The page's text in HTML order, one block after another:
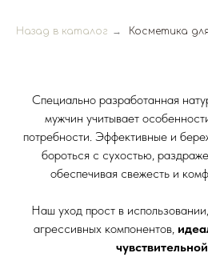
Назад в каталог → Косметика
Специально разработанная
мужчин учитывает
потребности. Эффективные и
бороться с сухостью,
обеспечивая свежесть и
Наш уход прост в
агрессивных компонентов,